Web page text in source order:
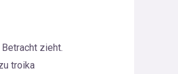
zieht.
troika